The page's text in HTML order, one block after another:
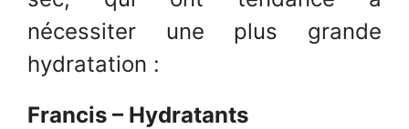
nécessiter une plus grande
hydratation :
Francis – Hydratants